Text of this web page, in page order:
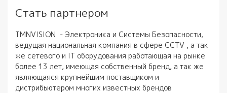
Стать партнером
TMNVISION - Электроника и Системы Безопасности,
ведущая национальная компания в сфере CCTV , а так
же сетевого и IT оборудования работающая на рынке
более 13 лет, имеющая собственный бренд, а так же
являющаяся крупнейшим поставщиком и
дистрибьютером многих известных брендов